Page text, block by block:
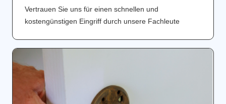
Vertrauen Sie uns für einen schnellen und
kostengünstigen Eingriff durch unsere Fachleute